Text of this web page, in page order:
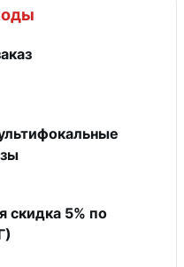
скидка 5% по